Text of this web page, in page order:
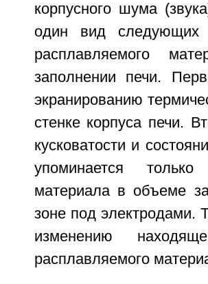
корпусного шума
один вид следующих
расплавляемого
заполнении печи.
экранированию
стенке корпуса печи.
кусковатости и
упоминается только
материала в объеме
зоне под электродами.
изменению
расплавляемого